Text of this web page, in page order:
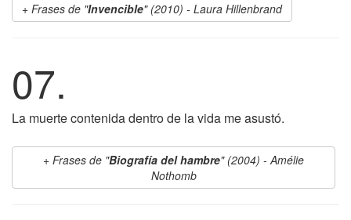
Frases de "Invencible" (2010) - Laura Hillenbrand
07.
La muerte contenida dentro de la vida me asustó.
Frases de "Biografía del hambre" (2004) - Amélie
Nothomb